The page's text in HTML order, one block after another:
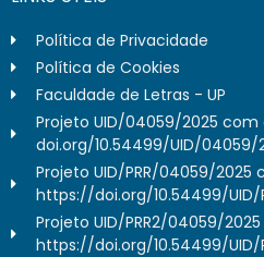
Política de Privacidade
Política de Cookies
Faculdade de Letras - UP
Projeto UID/04059/2025
doi.org/10.54499/UID/04059/
Projeto UID/PRR/04059/
https://doi.org/10.54499/UID/
Projeto UID/PRR2/04059/
https://doi.org/10.54499/UID/